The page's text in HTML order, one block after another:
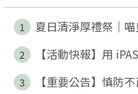
1 夏日清淨厚禮祭｜喵
2 【活動快報】用
3 【重要公告】慎防